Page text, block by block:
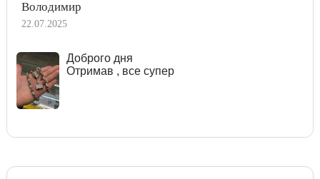
Володимир
22.07.2025
Доброго дня
Отримав , все супер